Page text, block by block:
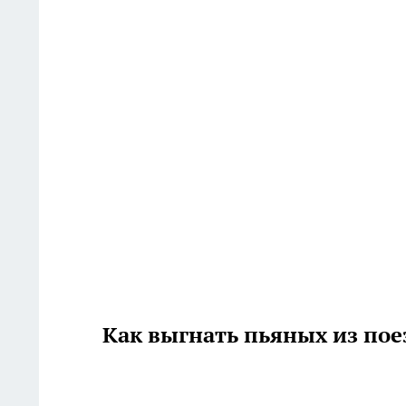
Как выгнать пьяных из